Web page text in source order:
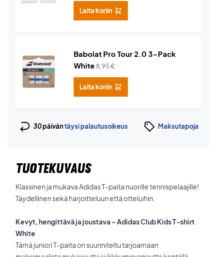
Laita koriin
Babolat Pro Tour 2.0 3-Pack
White 8,95€
Laita koriin
30 päiväntäysi palautusoikeus Maksutapoja
TUOTEKUVAUS
Klassinen ja mukava Adidas T-paita nuorille tennispelaajille!
Täydellinen sekä harjoitteluun että otteluihin.
Kevyt, hengittävä ja joustava – Adidas Club Kids T-shirt
White
Tämä juniori T-paita on suunniteltu tarjoamaan